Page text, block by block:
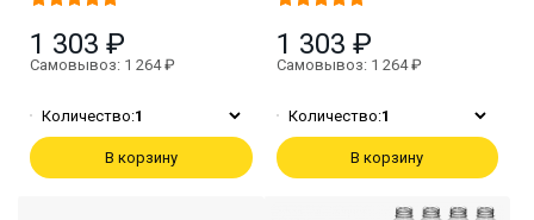
1 303 ₽
Самовывоз: 1 264 ₽
Количество:1
В корзину
1 303 ₽
Самовывоз: 1 264 ₽
Количество:1
В корзину